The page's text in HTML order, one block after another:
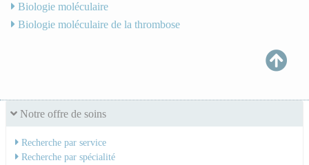
Notre offre de soins
Recherche par service
Recherche par spécialité
Biologie moléculaire
Biologie moléculaire de la thrombose